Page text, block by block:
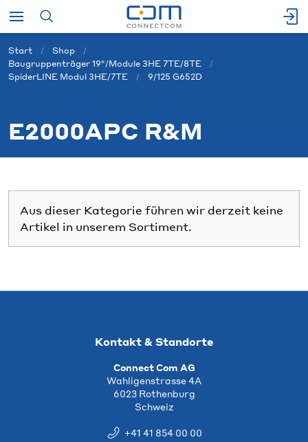
Start
Shop
Baugruppenträger 19"/Module 3HE 7TE/8TE
SpiderLINE Modul 3HE/7TE
9/125 G652D
E2000APC R&M
Aus dieser Kategorie führen wir derzeit keine
Artikel in unserem Sortiment.
Kontakt & Standorte
Connect Com AG
Wahligenstrasse 4A
6023 Rothenburg
Schweiz
+41 41 854 00 00